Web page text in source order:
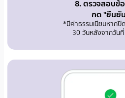
8. ตรวจสอบข้
กด "ยืนยั
*มีค่าธรรมเนียมหาก
30 วันหลังจากวัน